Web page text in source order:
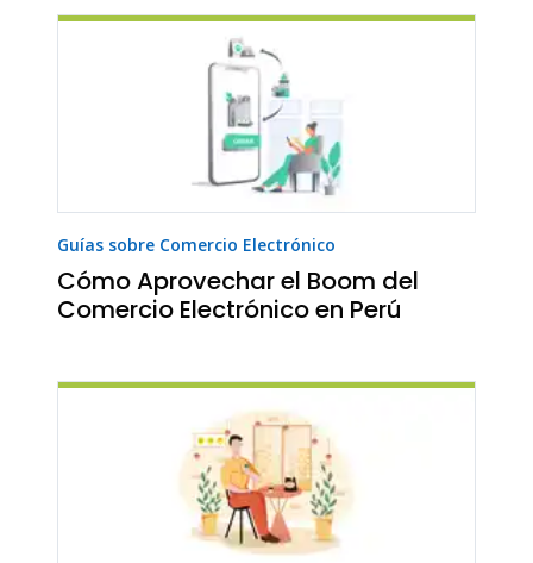
Guías sobre Comercio Electrónico
Cómo Aprovechar el Boom del
Comercio Electrónico en Perú